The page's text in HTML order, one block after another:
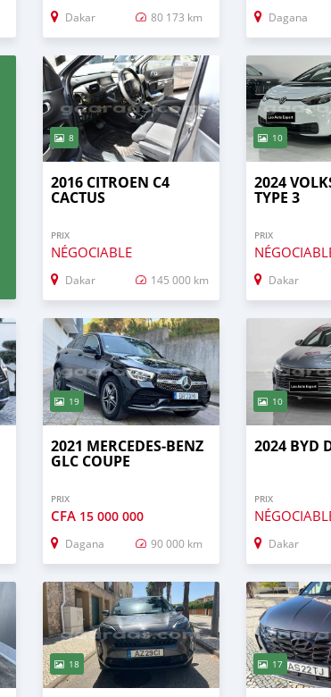
Dakar 80 173 km Dagana
8
2016 CITROEN C4
CACTUS
PRIX
NÉGOCIABLE
Dakar 145 000 km
10
2024
TYPE 3
PRIX
Dakar
19
2021 MERCEDES‒BENZ
GLC COUPE
PRIX
CFA 15 000 000
Dagana 90 000 km
10
2024 BYD
PRIX
Dakar
18 17